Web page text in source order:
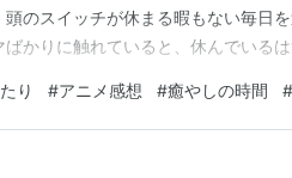
頭のスイッチが休まる暇もない毎日
かりに触れていると、休んでいる
離を置き、あえてゆったりした空気
をチャージする一番の栄養なのだ」
り #アニメ感想 #癒やしの時間 #